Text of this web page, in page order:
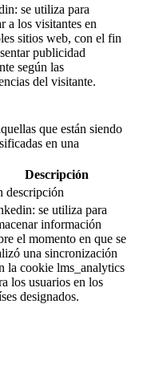
se utiliza para
a los visitantes en
sitios web, con el fin
publicidad
según las
del visitante.
que están siendo
en una
Descripción
descripción
se utiliza para
información
el momento en que se
una sincronización
la cookie lms_analytics
los usuarios en los
designados.